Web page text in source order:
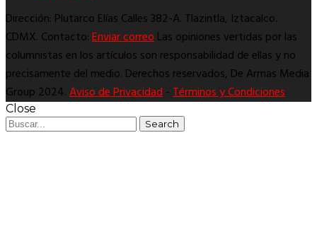
Dirección: Plutarco Elías Calles 382-A. Tlazintla, Iztacalco.
CDMX. Contacto:Enviar correoLas opiniones vertidas por las
columnistas en los artículos son responsabilidad de ellas y no
precisamente del medio. Derechos reservados, De Armas Media
Group 2024.Aviso de Privacidad-Términos y Condiciones
Close